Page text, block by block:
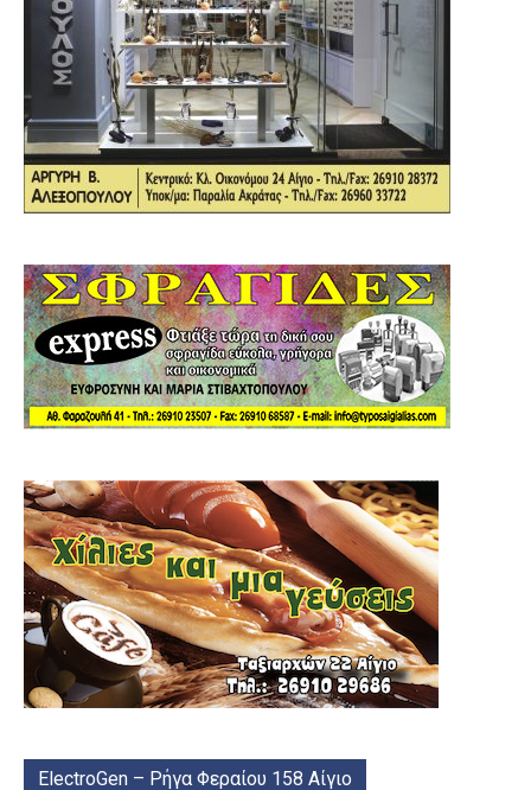
ElectroGen – Ρήγα Φεραίου 158 Αίγιο